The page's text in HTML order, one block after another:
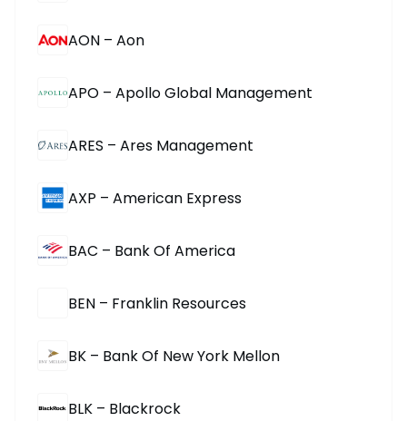
AON – Aon
APO – Apollo Global Management
ARES – Ares Management
AXP – American Express
BAC – Bank Of America
BEN – Franklin Resources
BK – Bank Of New York Mellon
BLK – Blackrock